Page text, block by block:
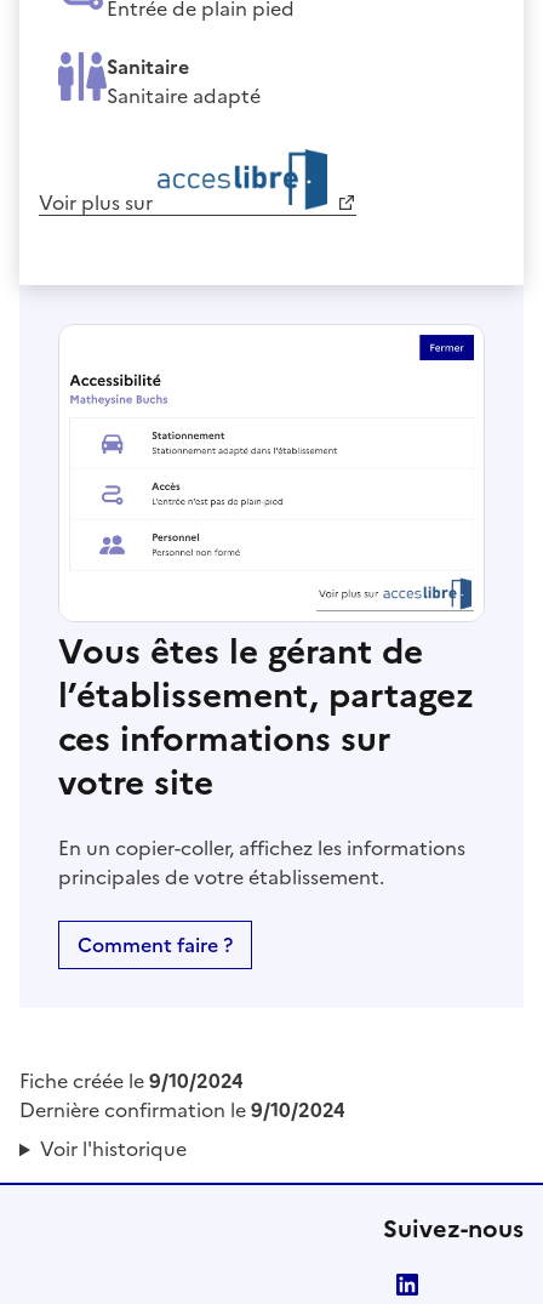
Entrée de plain pied
Sanitaire
Sanitaire adapté
Voir plus sur
Vous êtes le gérant de
l’établissement, partagez
ces informations sur
votre site
En un copier-coller, affichez les informations
principales de votre établissement.
Comment faire ?
Fiche créée le9/10/2024
Dernière confirmation le9/10/2024
Voir l'historique
Suivez-nous